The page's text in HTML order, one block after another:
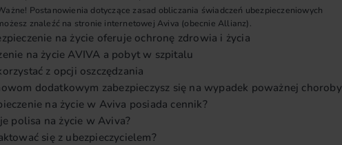
Postanowienia dotyczące zasad obliczania świadczeń ubezpieczeniowych
znaleźć na stronie internetowej Aviva (obecnie Allianz).
na życie oferuje ochronę zdrowia i życia
na życie AVIVA a pobyt w szpitalu
z opcji oszczędzania
dodatkowym zabezpieczysz się na wypadek poważnej choroby
na życie w Aviva posiada cennik?
polisa na życie w Aviva?
się z ubezpieczycielem?